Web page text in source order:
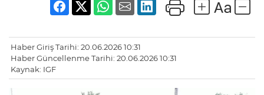
Haber Giriş Tarihi: 20.06.2026 10:31
Haber Güncellenme Tarihi: 20.06.2026 10:31
Kaynak: IGF